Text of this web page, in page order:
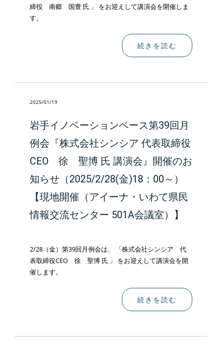
締役 南郷 国豊 氏 」 をお迎えして講演会を開催しま
す。
続きを読む
2025/01/19
岩手イノベーションベース第39回月
例会『株式会社シンシア 代表取締役
CEO 徐 聖博 氏 講演会』開催のお
知らせ（2025/2/28(金)18：00～）
【現地開催（アイーナ・いわて県民
情報交流センター 501A会議室）】
2/28（金）第39回月例会は、 「株式会社シンシア 代
表取締役CEO 徐 聖博 氏 」 をお迎えして講演会を開
催します。
続きを読む